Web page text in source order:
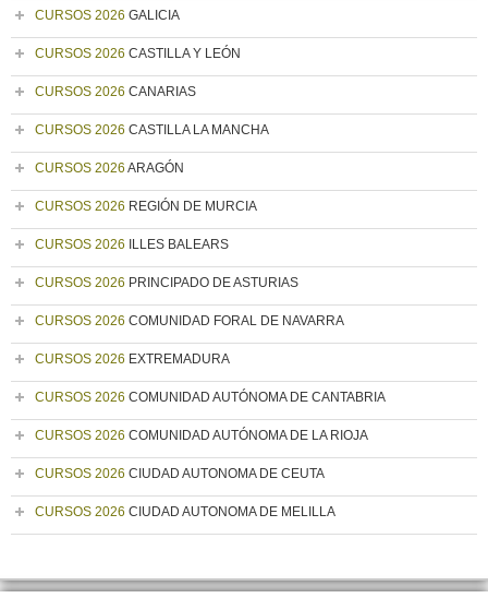
CURSOS 2026 GALICIA
CURSOS 2026 CASTILLA Y LEÓN
CURSOS 2026 CANARIAS
CURSOS 2026 CASTILLA LA MANCHA
CURSOS 2026 ARAGÓN
CURSOS 2026 REGIÓN DE MURCIA
CURSOS 2026 ILLES BALEARS
CURSOS 2026 PRINCIPADO DE ASTURIAS
CURSOS 2026 COMUNIDAD FORAL DE NAVARRA
CURSOS 2026 EXTREMADURA
CURSOS 2026 COMUNIDAD AUTÓNOMA DE CANTABRIA
CURSOS 2026 COMUNIDAD AUTÓNOMA DE LA RIOJA
CURSOS 2026 CIUDAD AUTONOMA DE CEUTA
CURSOS 2026 CIUDAD AUTONOMA DE MELILLA